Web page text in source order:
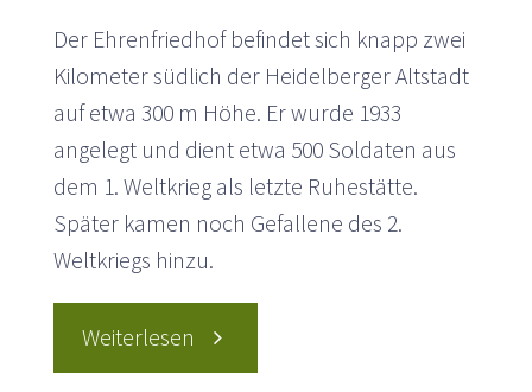
Der Ehrenfriedhof befindet sich knapp zwei
Kilometer südlich der Heidelberger Altstadt
auf etwa 300 m Höhe. Er wurde 1933
angelegt und dient etwa 500 Soldaten aus
dem 1. Weltkrieg als letzte Ruhestätte.
Später kamen noch Gefallene des 2.
Weltkriegs hinzu.
Weiterlesen "Heidelberger